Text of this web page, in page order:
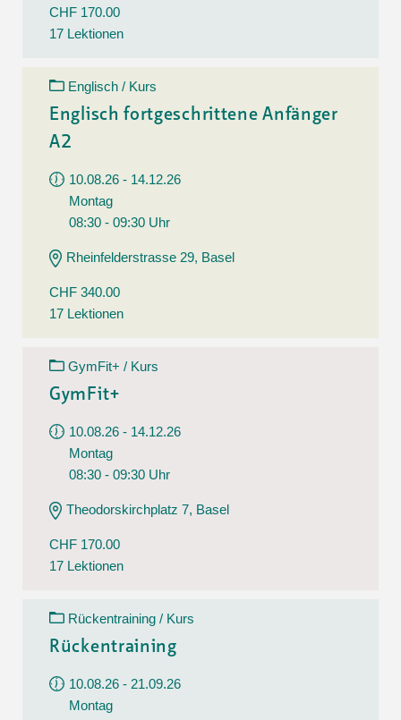
CHF 170.00
17 Lektionen
Englisch / Kurs
Englisch fortgeschrittene Anfänger
A2
10.08.26 - 14.12.26
Montag
08:30 - 09:30 Uhr
Rheinfelderstrasse 29, Basel
CHF 340.00
17 Lektionen
GymFit+ / Kurs
GymFit+
10.08.26 - 14.12.26
Montag
08:30 - 09:30 Uhr
Theodorskirchplatz 7, Basel
CHF 170.00
17 Lektionen
Rückentraining / Kurs
Rückentraining
10.08.26 - 21.09.26
Montag